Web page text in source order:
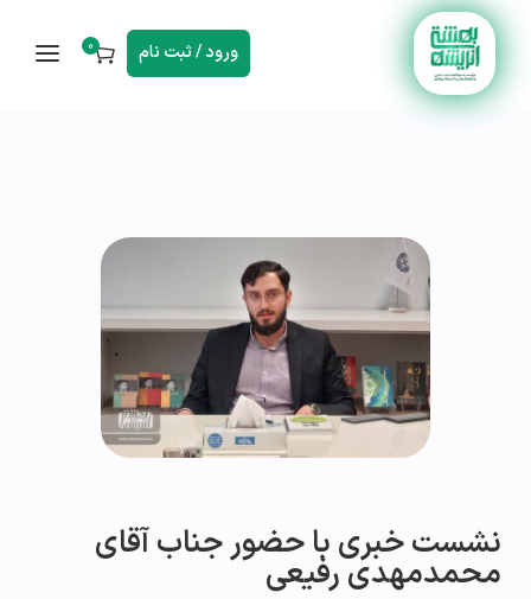
ورود / ثبت نام 0
نشست خبری با حضور جناب آقای
محمدمهدی رفیعی